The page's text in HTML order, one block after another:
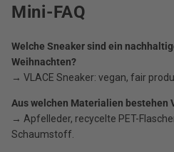
Mini-FAQ
Welche Sneaker sind ein
Weihnachten?
→ VLACE Sneaker: vegan, fair
Aus welchen Materialien bestehen
→ Apfelleder, recycelte PET-
Schaumstoff.